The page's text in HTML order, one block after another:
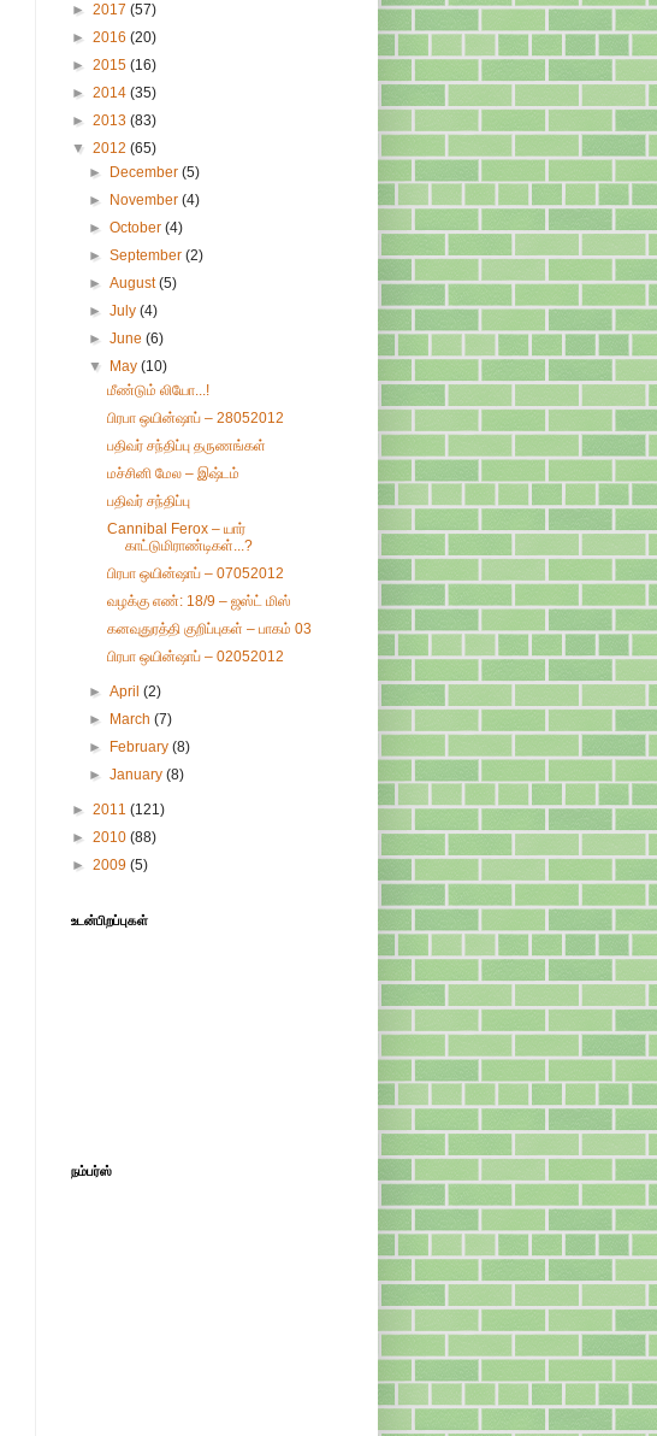
► 2017 (57)
► 2016 (20)
► 2015 (16)
► 2014 (35)
► 2013 (83)
▼ 2012 (65)
►
December(5)
►
November(4)
►October(4)
►September(2)
►August(5)
►July(4)
►June(6)
▼
May(10)
மீண்டும் லியோ...!
பிரபா ஒயின்ஷாப் – 28052012
பதிவர் சந்திப்பு தருணங்கள்
மச்சினி மேல – இஷ்டம்
பதிவர் சந்திப்பு
Cannibal Ferox – யார்
காட்டுமிராண்டிகள்...?
பிரபா ஒயின்ஷாப் – 07052012
வழக்கு எண்: 18/9 – ஜஸ்ட் மிஸ்
கனவுதுரத்தி குறிப்புகள் – பாகம் 03
பிரபா ஒயின்ஷாப் – 02052012
►April(2)
►
March(7)
►
February(8)
►January(8)
► 2011 (121)
► 2010 (88)
► 2009 (5)
உடன்பிறப்புகள்
நம்பர்ஸ்